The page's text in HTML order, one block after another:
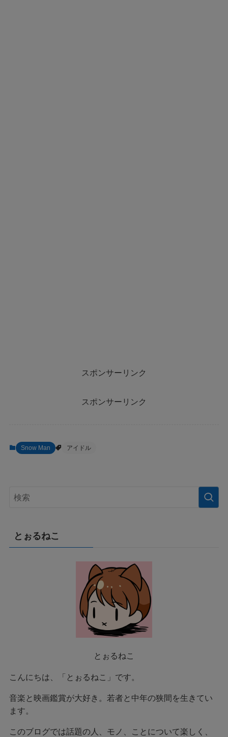
スポンサーリンク
スポンサーリンク
Snow Man アイドル
とぉるねこ
とぉるねこ
こんにちは、「とぉるねこ」です。
音楽と映画鑑賞が大好き。若者と中年の狭間を生きてい
ます。
このブログでは話題の人、モノ、ことについて楽しく、